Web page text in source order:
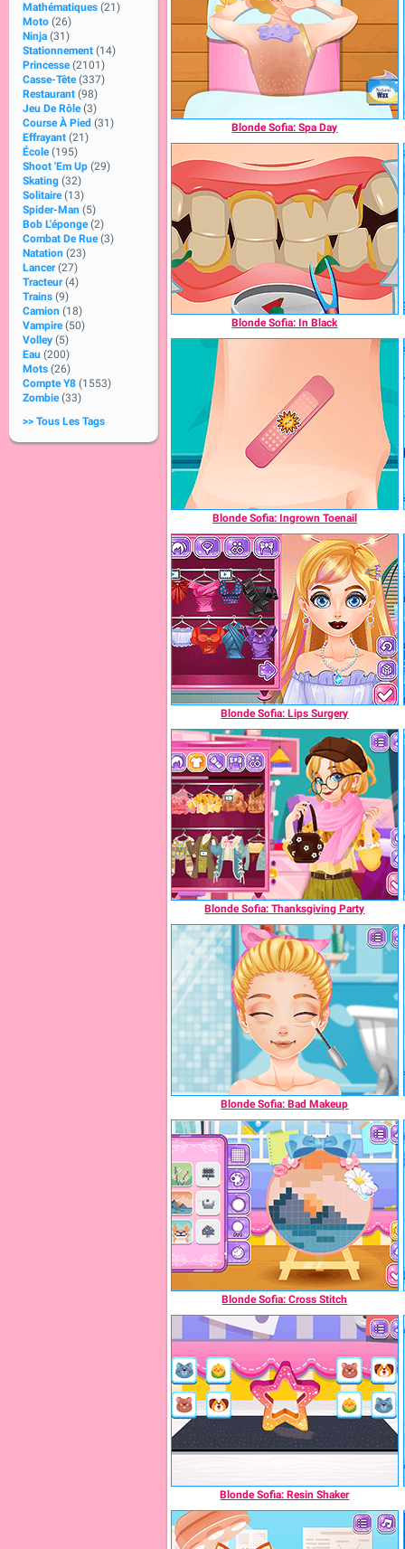
Mathématiques (21)
Moto (26)
Ninja (31)
Stationnement (14)
Princesse (2101)
Casse-Tête (337)
Restaurant (98)
Jeu De Rôle (3)
Course À Pied (31)
Effrayant (21)
École (195)
Shoot 'Em Up (29)
Skating (32)
Solitaire (13)
Spider-Man (5)
Bob L'éponge (2)
Combat De Rue (3)
Natation (23)
Lancer (27)
Tracteur (4)
Trains (9)
Camion (18)
Vampire (50)
Volley (5)
Eau (200)
Mots (26)
Compte Y8 (1553)
Zombie (33)
>> Tous Les Tags
Blonde Sofia: Spa Day
Blonde Sofia: In Black
Blonde Sofia: Ingrown Toenail
Blonde Sofia: Lips Surgery
Blonde Sofia: Thanksgiving Party
Blonde Sofia: Bad Makeup
Blonde Sofia: Cross Stitch
Blonde Sofia: Resin Shaker